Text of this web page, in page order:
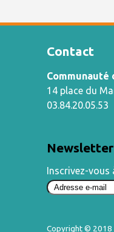
Contact
Communauté
14 place du
03.84.20.05.53
Newsletter
Inscrivez-vous
Copyright © 2018